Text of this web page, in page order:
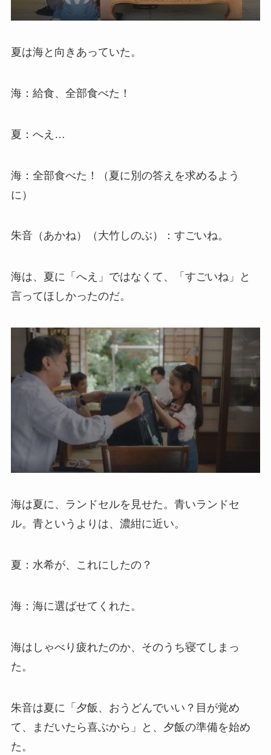
夏は海と向きあっていた。
海：給食、全部食べた！
夏：へえ…
海：全部食べた！（夏に別の答えを求めるよう
に）
朱音（あかね）（大竹しのぶ）：すごいね。
海は、夏に「へえ」ではなくて、「すごいね」と
言ってほしかったのだ。
海は夏に、ランドセルを見せた。青いランドセ
ル。青というよりは、濃紺に近い。
夏：水希が、これにしたの？
海：海に選ばせてくれた。
海はしゃべり疲れたのか、そのうち寝てしまっ
た。
朱音は夏に「夕飯、おうどんでいい？目が覚め
て、まだいたら喜ぶから」と、夕飯の準備を始め
た。